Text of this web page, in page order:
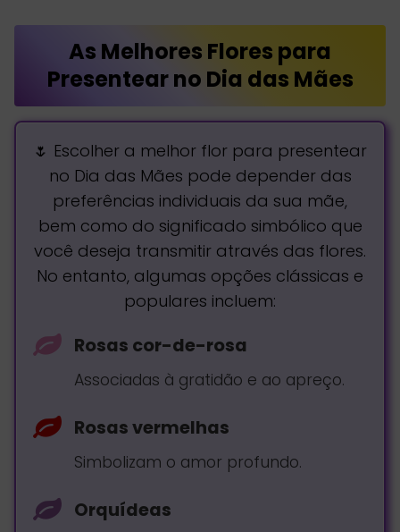
As Melhores Flores para
Presentear no Dia das Mães
🌷 Escolher a melhor flor para presentear
no Dia das Mães pode depender das
preferências individuais da sua mãe,
bem como do significado simbólico que
você deseja transmitir através das flores.
No entanto, algumas opções clássicas e
populares incluem:
Rosas cor-de-rosa
Associadas à gratidão e ao apreço.
Rosas vermelhas
Simbolizam o amor profundo.
Orquídeas